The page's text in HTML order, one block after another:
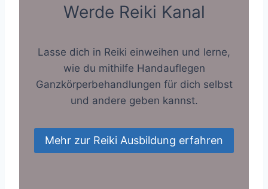
Werde Reiki Kanal
Lasse dich in Reiki einweihen und lerne,
wie du mithilfe Handauflegen
Ganzkörperbehandlungen für dich selbst
und andere geben kannst.
Mehr zur Reiki Ausbildung erfahren